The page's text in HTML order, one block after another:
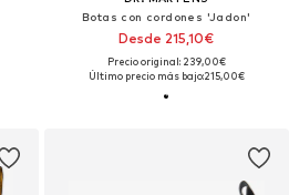
Botas con cordones 'Jadon'
Desde 215,10€
Precio original: 239,00€
Último precio más bajo:215,00€